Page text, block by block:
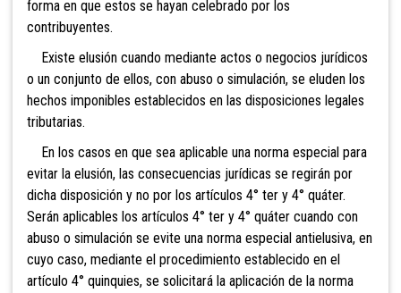
forma en que estos se hayan celebrado por los
contribuyentes.
Existe elusión cuando mediante actos o negocios jurídicos
o un conjunto de ellos, con abuso o simulación, se eluden los
hechos imponibles establecidos en las disposiciones legales
tributarias.
En los casos en que sea aplicable una norma especial para
evitar la elusión, las consecuencias jurídicas se regirán por
dicha disposición y no por los artículos 4° ter y 4° quáter.
Serán aplicables los artículos 4° ter y 4° quáter cuando con
abuso o simulación se evite una norma especial antielusiva, en
cuyo caso, mediante el procedimiento establecido en el
artículo 4° quinquies, se solicitará la aplicación de la norma